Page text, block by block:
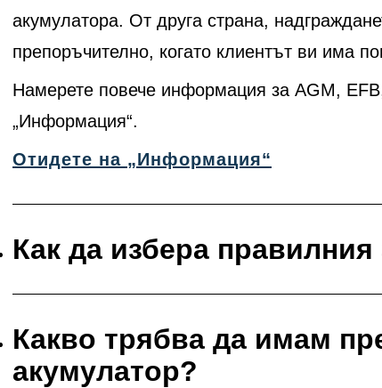
акумулатора. От друга страна,
препоръчително, когато клиентът ви има
Намерете повече информация за AGM,
„Информация“.
Отидете на „Информация“
Как да избера
Какво трябва да имам
акумулатор?